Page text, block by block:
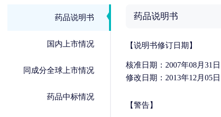
药品说明书
国内上市情况
同成分全球上市情况
药品中标情况
药品说明书
【说明书修订日期】
核准日期：2007年08月31日
修改日期：2013年12月05日
【警告】